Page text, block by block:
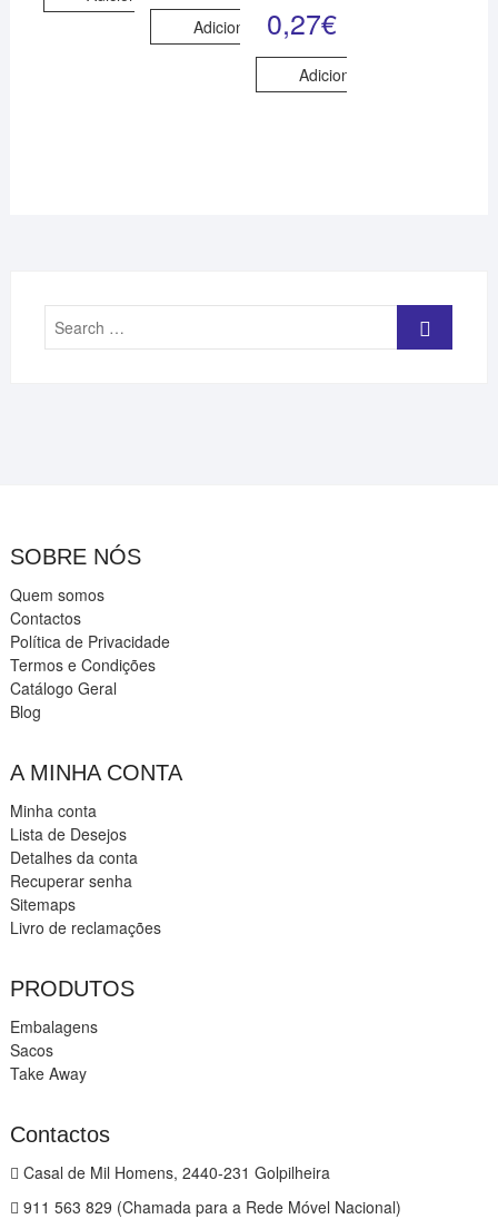
Adicionar 0,27€
Adicionar
Search
SOBRE NÓS
Quem somos
Contactos
Política de Privacidade
Termos e Condições
Catálogo Geral
Blog
A MINHA CONTA
Minha conta
Lista de Desejos
Detalhes da conta
Recuperar senha
Sitemaps
Livro de reclamações
PRODUTOS
Embalagens
Sacos
Take Away
Contactos
Casal de Mil Homens, 2440-231 Golpilheira
911 563 829 (Chamada para a Rede Móvel Nacional)